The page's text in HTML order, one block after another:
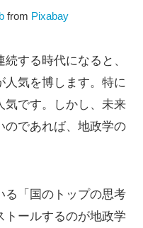
from Pixabay
する時代になると、
人気を博します。特に
気です。しかし、未来
のであれば、地政学の
「国のトップの思考
トールするのが地政学